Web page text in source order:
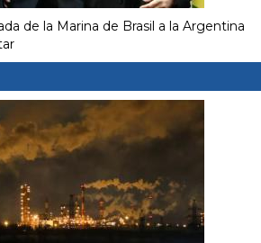
de la Marina de Brasil a la Argentina